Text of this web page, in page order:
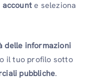
accounte seleziona
delle informazioni
il tuo profilo sotto
pubbliche.